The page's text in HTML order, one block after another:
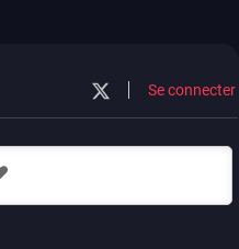
Se connecter